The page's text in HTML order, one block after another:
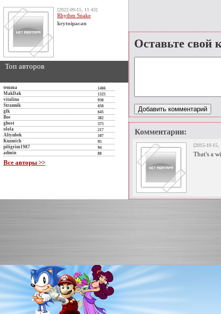
[2022-09-15, 11:43]
Rhythm Snake
krytoipacan
Топ авторов
temma 1466
MakDak 1325
vitalina 930
Strannik 650
glk 645
Bee 382
ghost 375
olola 217
Altynbek 107
Kuzmich 95
piligrim1987 94
admin 88
Все авторы >>
Оставьте свой
Комментарии:
[2015-10-15,
That's a